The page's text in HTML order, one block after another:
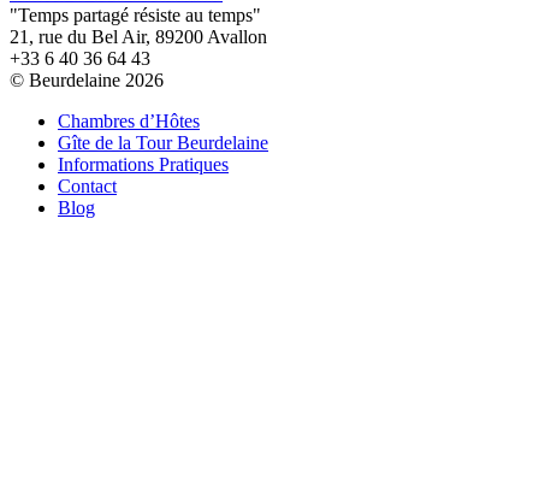
"Temps partagé résiste au temps"
21, rue du Bel Air, 89200 Avallon
+33 6 40 36 64 43
© Beurdelaine 2026
Chambres d’Hôtes
Gîte de la Tour Beurdelaine
Informations Pratiques
Contact
Blog